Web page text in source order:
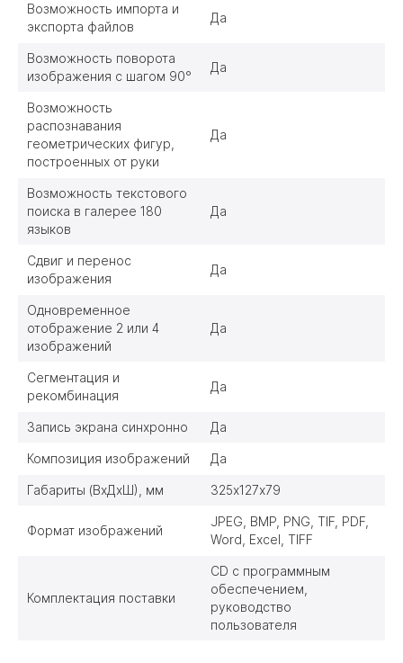
Возможность импорта и
экспорта файлов
Да
Возможность поворота
изображения с шагом 90°
Да
Возможность
распознавания
геометрических фигур,
построенных от руки
Да
Возможность текстового
поиска в галерее 180
языков
Да
Сдвиг и перенос
изображения
Да
Одновременное
отображение 2 или 4
изображений
Да
Сегментация и
рекомбинация
Да
Запись экрана синхронно Да
Композиция изображений Да
Габариты (ВхДхШ), мм 325х127х79
Формат изображений
JPEG, BMP, PNG, TIF, PDF,
Word, Excel, TIFF
Комплектация поставки
CD c программным
обеспечением,
руководство
пользователя